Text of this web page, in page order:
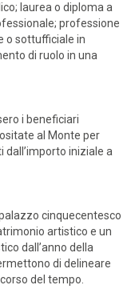
laurea o diploma a
professione
o sottufficiale in
di ruolo in una
i beneficiari
al Monte per
dall’importo iniziale a
cinquecentesco
artistico e un
dall’anno della
di delineare
del tempo.